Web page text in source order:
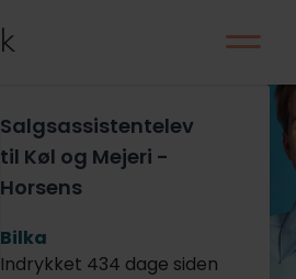
Salgsassistentelev
til Køl og Mejeri -
Horsens
Bilka
Indrykket 434 dage siden